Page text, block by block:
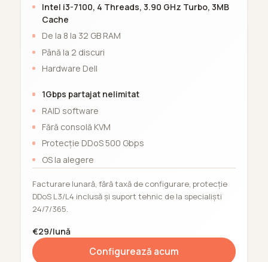
Intel i3-7100, 4 Threads, 3.90 GHz Turbo, 3MB
Cache
De la 8 la 32 GB RAM
Până la 2 discuri
Hardware Dell
1Gbps partajat nelimitat
RAID software
Fără consolă KVM
Protecție DDoS 500 Gbps
OS la alegere
Facturare lunară, fără taxă de configurare, protecție
DDoS L3/L4 inclusă și suport tehnic de la specialiști
24/7/365.
€29/lună
Configurează acum